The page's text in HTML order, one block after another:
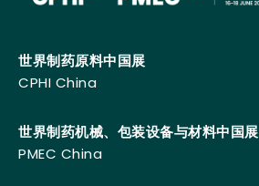
世界制药原料中国展
CPHI China
世界制药机械、包装设备与材料中国展
PMEC China